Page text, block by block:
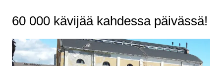
60 000 kävijää kahdessa päivässä!